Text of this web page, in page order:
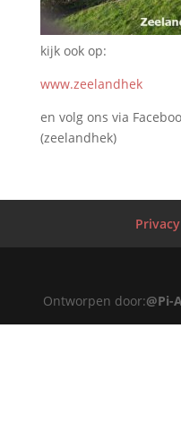
kijk ook op:
www.zeelandhek
en volg ons via
(zeelandhek)
Ontworpen door:@Pi-